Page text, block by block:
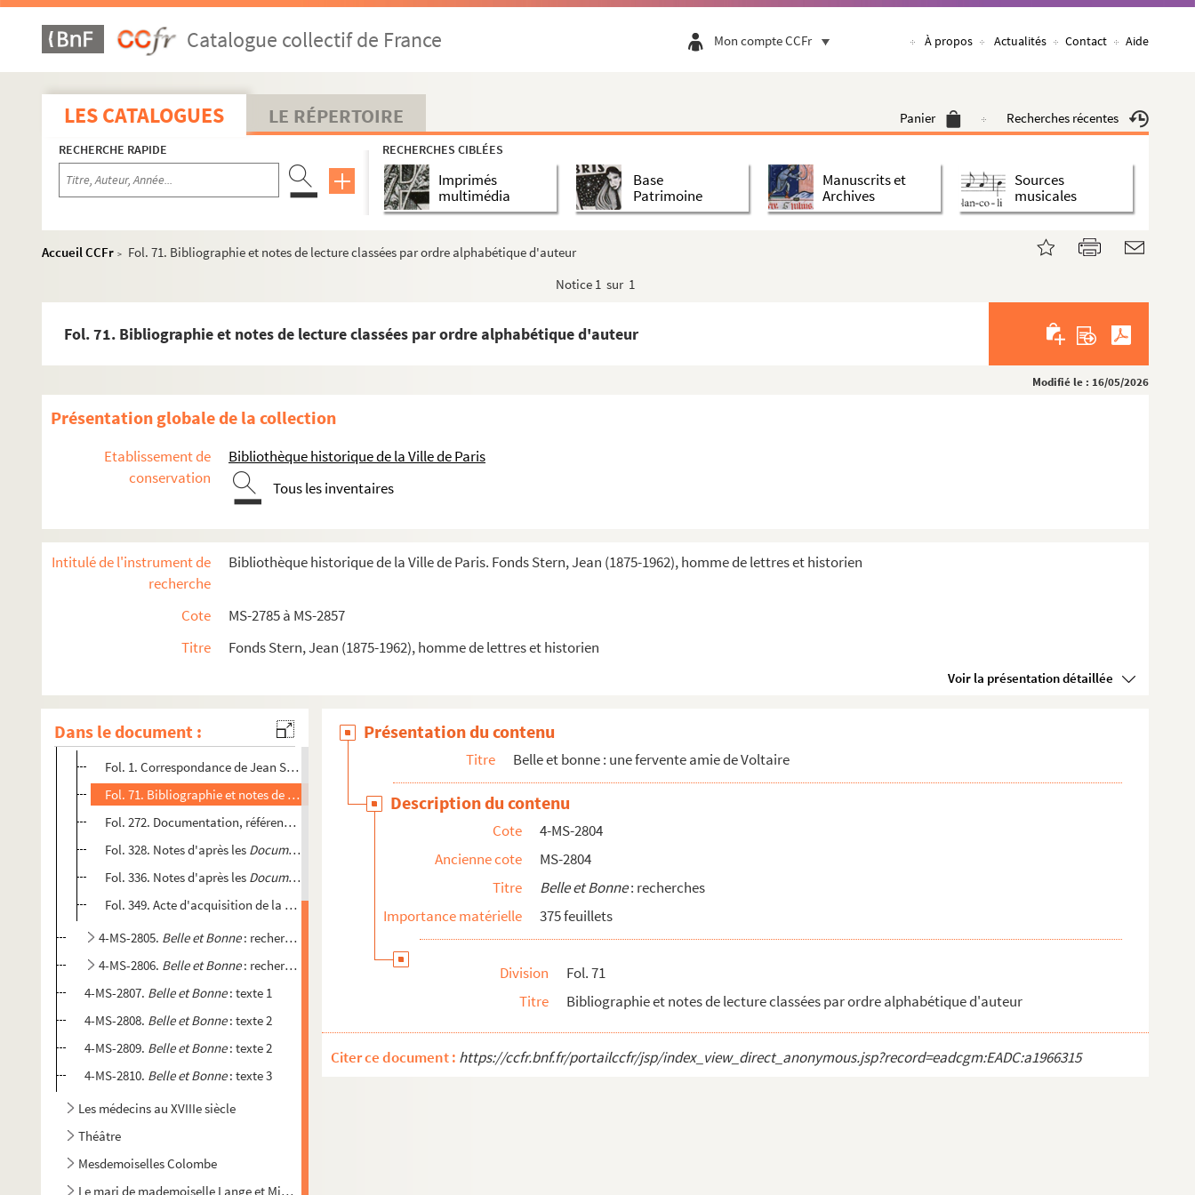
Catalogue collectif de France Mon compte CCFr À propos Actualités Contact Aide
LES CATALOGUES LE RÉPERTOIRE Panier Recherches récentes
RECHERCHE RAPIDE RECHERCHES CIBLÉES
Imprimés
multimédia
Base
Patrimoine
Manuscrits et
Archives
Sources
musicales
Accueil CCFr >
Fol. 71. Bibliographie et notes de lecture classées par ordre alphabétique d'auteur
Notice 1 sur 1
Fol. 71. Bibliographie et notes de lecture classées par ordre alphabétique d'auteur
Modifié le : 16/05/2026
Présentation globale de la collection
Etablissement de
conservation
Bibliothèque historique de la Ville de Paris
Tous les inventaires
Intitulé de l'instrument de
recherche
Bibliothèque historique de la Ville de Paris. Fonds Stern, Jean (1875-1962), homme de lettres et historien
Cote
MS-2785 à MS-2857
Titre
Fonds Stern, Jean (1875-1962), homme de lettres et historien
Voir la présentation détaillée
Dans le document :
4-MS-2785. Papiers divers
4-MS-2786. Notes de lecture, papiers personnels, recherches
4-MS-2787. Pièces de théâtre par J. Stern
Proverbes
de Carmontelle
Belle et bonne : une fervente amie de Voltaire
4-MS-2804.Belle et Bonne
: recherches
Fol. 1. Correspondance de Jean Stern
Fol. 71. Bibliographie et notes de lecture classées par ordre alphabétique d'auteur
Fol. 272. Documentation, références
Fol. 328. Notes d'après les Documents Senlis
Fol. 336. Notes d'après les Documents Villette
Fol. 349. Acte d'acquisition de la terre de Ferney-Voltaire
4-MS-2805. Belle et Bonne: recherches (suite)
4-MS-2806. Belle et Bonne: recherches (fin)
4-MS-2807. Belle et Bonne: texte 1
4-MS-2808. Belle et Bonne: texte 2
4-MS-2809. Belle et Bonne: texte 2
4-MS-2810. Belle et Bonne: texte 3
Les médecins au XVIIIe siècle
Théâtre
Mesdemoiselles Colombe
Le mari de mademoiselle Lange et Michel-Jean Simons
Présentation du contenu
Titre Belle et bonne : une fervente amie de Voltaire
Description du contenu
Cote
4-MS-2804
Ancienne cote
MS-2804
Titre
Belle et Bonne: recherches
Importance matérielle
375 feuillets
Division
Fol. 71
Titre
Bibliographie et notes de lecture classées par ordre alphabétique d'auteur
Citer ce document : https://ccfr.bnf.fr/portailccfr/jsp/index_view_direct_anonymous.jsp?record=eadcgm:EADC:a1966315